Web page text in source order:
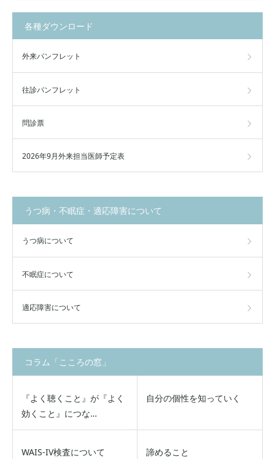
各種ダウンロード
外来パンフレット
往診パンフレット
問診票
2026年9月外来担当医師予定表
うつ病・不眠症・適応障害について
うつ病について
不眠症について
適応障害について
コラム「こころの窓」
『よく聴くこと』が『よく
効くこと』につな…
自分の個性を知っていく
WAIS-IV検査について 諦めること